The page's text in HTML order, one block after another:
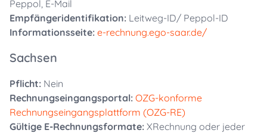
Peppol, E-Mail
Empfängeridentifikation: Leitweg-ID/ Peppol-ID
Informationsseite: e-rechnung.ego-saar.de/
Sachsen
Pflicht: Nein
Rechnungseingangsportal: OZG-konforme
Rechnungseingangsplattform (OZG-RE)
Gültige E-Rechnungsformate: XRechnung oder jeder